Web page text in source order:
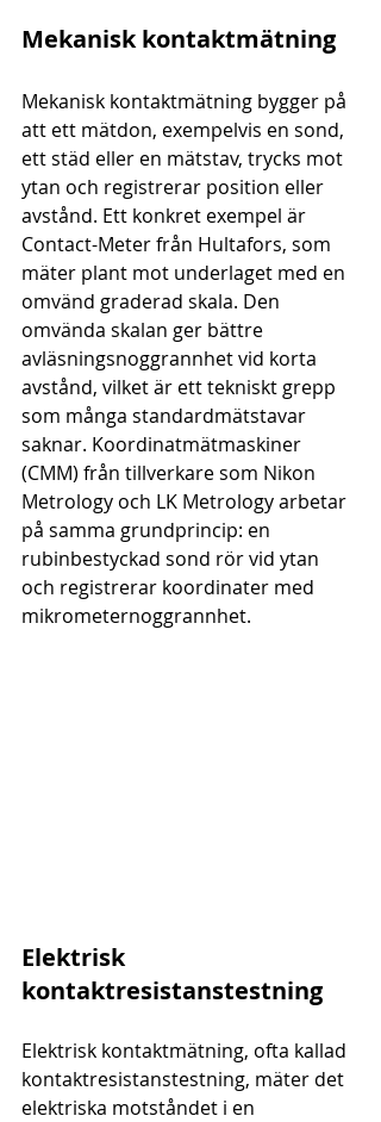
Mekanisk kontaktmätning
Mekanisk kontaktmätning bygger på
att ett mätdon, exempelvis en sond,
ett städ eller en mätstav, trycks mot
ytan och registrerar position eller
avstånd. Ett konkret exempel är
Contact-Meter från Hultafors, som
mäter plant mot underlaget med en
omvänd graderad skala. Den
omvända skalan ger bättre
avläsningsnoggrannhet vid korta
avstånd, vilket är ett tekniskt grepp
som många standardmätstavar
saknar. Koordinatmätmaskiner
(CMM) från tillverkare som Nikon
Metrology och LK Metrology arbetar
på samma grundprincip: en
rubinbestyckad sond rör vid ytan
och registrerar koordinater med
mikrometernoggrannhet.
Elektrisk
kontaktresistanstestning
Elektrisk kontaktmätning, ofta kallad
kontaktresistanstestning, mäter det
elektriska motståndet i en